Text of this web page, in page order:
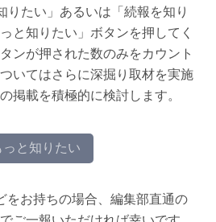
りたい」あるいは「続報を知り
と知りたい」ボタンを押してく
ンが押された数のみをカウント
いてはさらに深掘り取材を実施
掲載を積極的に検討します。
っと知りたい
をお持ちの場合、編集部直通の